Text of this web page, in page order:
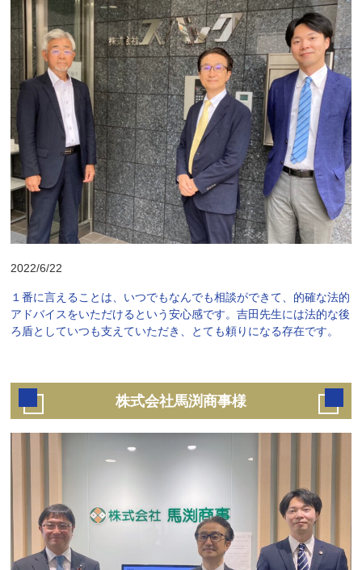
2022/6/22
１番に言えることは、いつでもなんでも相談ができて、的確な法的
アドバイスをいただけるという安心感です。吉田先生には法的な後
ろ盾としていつも支えていただき、とても頼りになる存在です。
株式会社馬渕商事様